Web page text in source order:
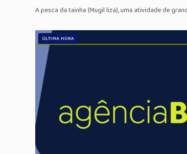
A pesca da tainha (Mugil liza), uma atividade de
ÚLTIMA HORA